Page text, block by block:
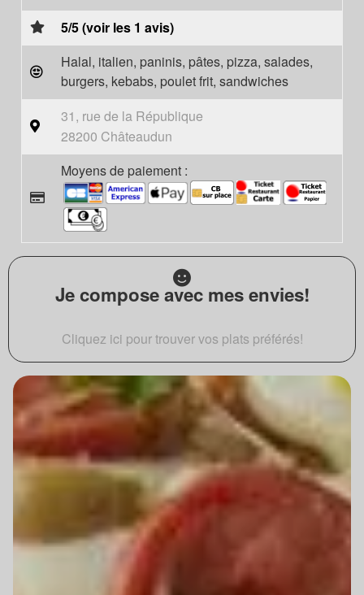
5/5 (voir les 1 avis)
Halal, italien, paninis, pâtes, pizza, salades,
burgers, kebabs, poulet frit, sandwiches
31, rue de la République
28200 Châteaudun
Moyens de paiement :
Je compose avec mes envies!
Cliquez ici pour trouver vos plats préférés!